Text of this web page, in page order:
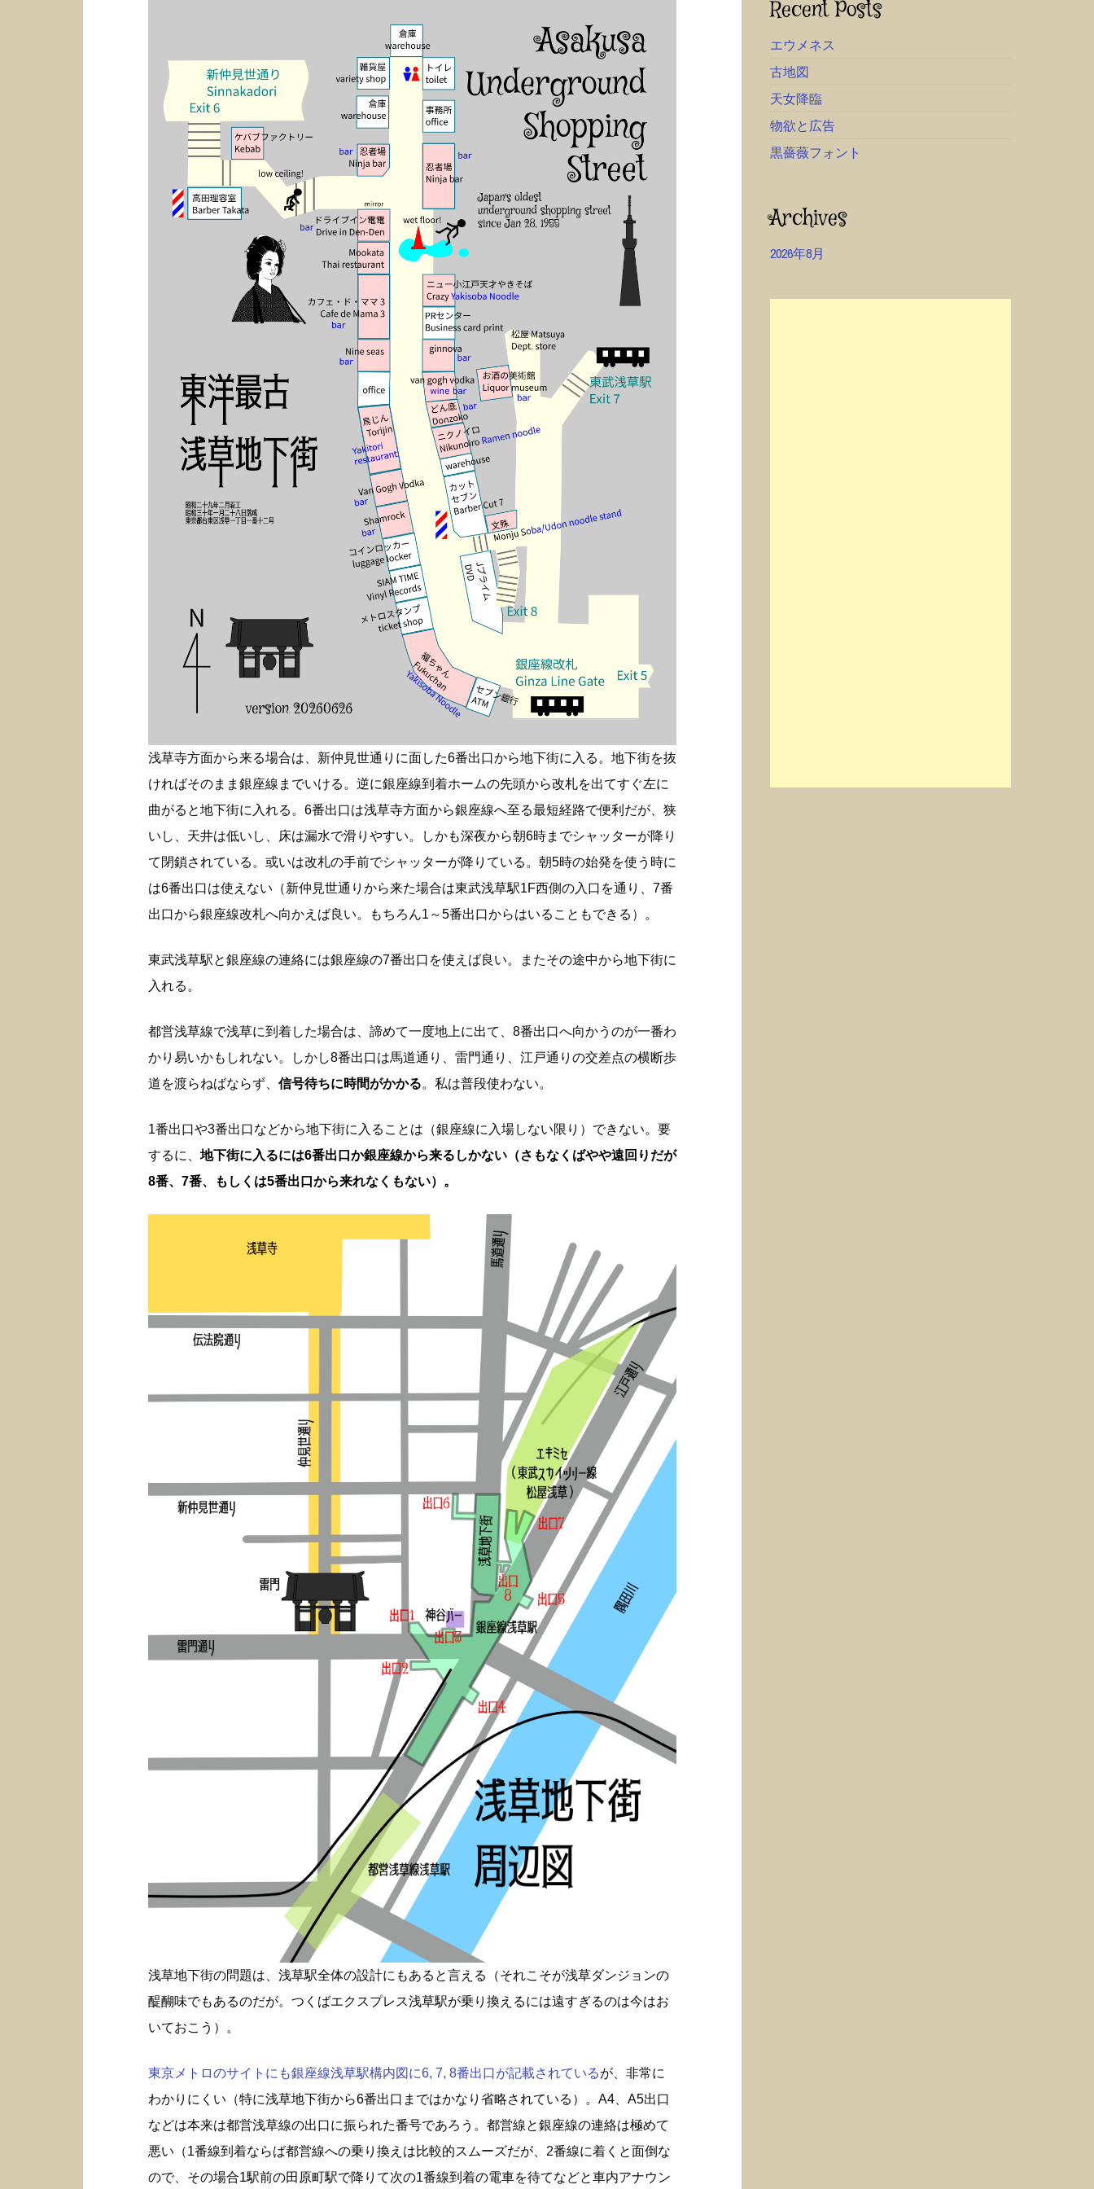
浅草寺方面から来る場合は、新仲見世通りに面した6番出口から地下街に入る。地下街を抜
ければそのまま銀座線までいける。逆に銀座線到着ホームの先頭から改札を出てすぐ左に
曲がると地下街に入れる。6番出口は浅草寺方面から銀座線へ至る最短経路で便利だが、狭
いし、天井は低いし、床は漏水で滑りやすい。しかも深夜から朝6時までシャッターが降り
て閉鎖されている。或いは改札の手前でシャッターが降りている。朝5時の始発を使う時に
は6番出口は使えない（新仲見世通りから来た場合は東武浅草駅1F西側の入口を通り、7番
出口から銀座線改札へ向かえば良い。もちろん1～5番出口からはいることもできる）。
東武浅草駅と銀座線の連絡には銀座線の7番出口を使えば良い。またその途中から地下街に
入れる。
都営浅草線で浅草に到着した場合は、諦めて一度地上に出て、8番出口へ向かうのが一番わ
かり易いかもしれない。しかし8番出口は馬道通り、雷門通り、江戸通りの交差点の横断歩
道を渡らねばならず、 信号待ちに時間がかかる。私は普段使わない。
1番出口や3番出口などから地下街に入ることは（銀座線に入場しない限り）できない。要
するに、 地下街に入るには6番出口か銀座線から来るしかない（さもなくばやや遠回りだが
8番、7番、もしくは5番出口から来れなくもない）。
浅草地下街の問題は、浅草駅全体の設計にもあると言える（それこそが浅草ダンジョンの
醍醐味でもあるのだが。つくばエクスプレス浅草駅が乗り換えるには遠すぎるのは今はお
いておこう）。
東京メトロのサイトにも銀座線浅草駅構内図に6, 7, 8番出口が記載されているが、非常に
わかりにくい（特に浅草地下街から6番出口まではかなり省略されている）。A4、A5出口
などは本来は都営浅草線の出口に振られた番号であろう。都営線と銀座線の連絡は極めて
悪い（1番線到着ならば都営線への乗り換えは比較的スムーズだが、2番線に着くと面倒な
ので、その場合1駅前の田原町駅で降りて次の1番線到着の電車を待てなどと車内アナウン
Recent Posts
エウメネス
古地図
天女降臨
物欲と広告
黒薔薇フォント
Archives
2026年8月